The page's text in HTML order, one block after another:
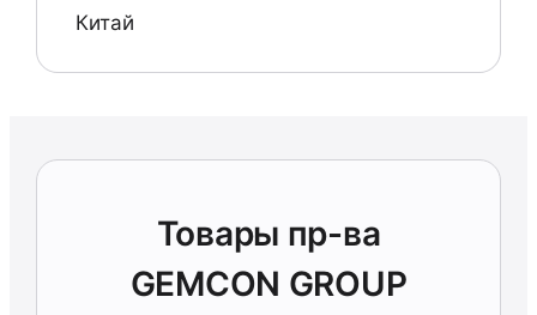
Китай
Товары пр-ва
GEMCON GROUP